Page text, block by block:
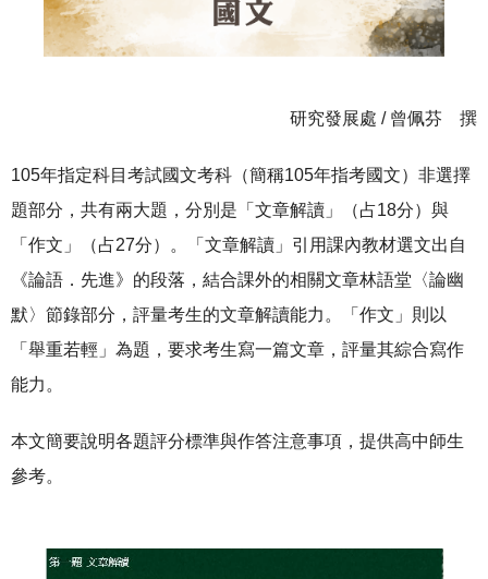
研究發展處 / 曾佩芬 撰
105年指定科目考試國文考科（簡稱105年指考國文）非選擇
題部分，共有兩大題，分別是「文章解讀」（占18分）與
「作文」（占27分）。「文章解讀」引用課內教材選文出自
《論語．先進》的段落，結合課外的相關文章林語堂〈論幽
默〉節錄部分，評量考生的文章解讀能力。「作文」則以
「舉重若輕」為題，要求考生寫一篇文章，評量其綜合寫作
能力。
本文簡要說明各題評分標準與作答注意事項，提供高中師生
參考。